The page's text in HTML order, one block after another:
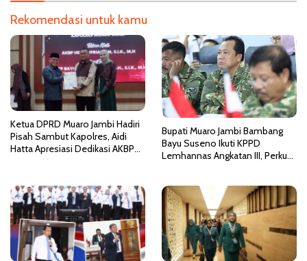
s
i
p
o
s
Rekomendasi untuk kamu
Ketua DPRD Muaro Jambi Hadiri
Pisah Sambut Kapolres, Aidi
Hatta Apresiasi Dedikasi AKBP
Bupati Muaro Jambi Bambang
Bayu Suseno Ikuti KPPD
Lemhannas Angkatan III, Perkuat